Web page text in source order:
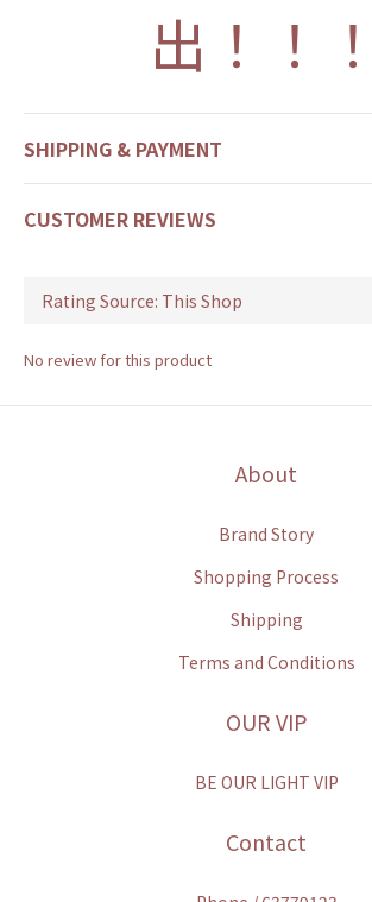
出！！！
SHIPPING & PAYMENT
CUSTOMER REVIEWS
No review for this product
About
Brand Story
Shopping Process
Shipping
Terms and Conditions
OUR VIP
BE OUR LIGHT VIP
Contact